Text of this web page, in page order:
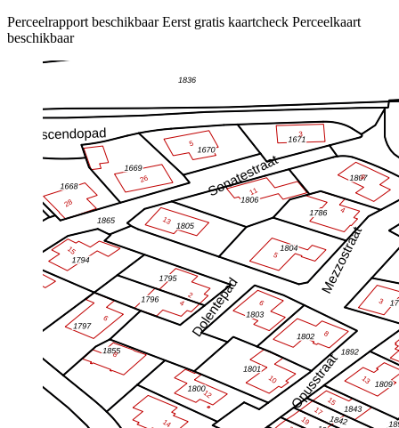
Perceelrapport beschikbaar Eerst gratis kaartcheck Perceelkaart
beschikbaar